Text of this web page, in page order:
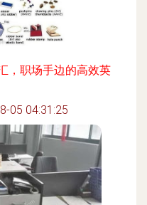
，职场手边的高效英
05 04:31:25